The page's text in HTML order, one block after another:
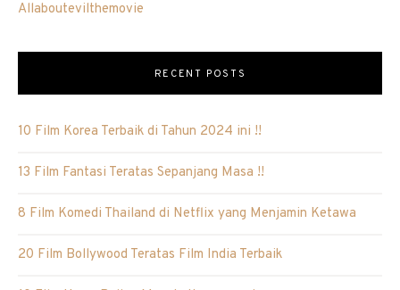
Allaboutevilthemovie
RECENT POSTS
10 Film Korea Terbaik di Tahun 2024 ini !!
13 Film Fantasi Teratas Sepanjang Masa !!
8 Film Komedi Thailand di Netflix yang Menjamin Ketawa
20 Film Bollywood Teratas Film India Terbaik